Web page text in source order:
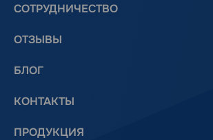
СОТРУДНИЧЕСТВО
ОТЗЫВЫ
БЛОГ
КОНТАКТЫ
ПРОДУКЦИЯ